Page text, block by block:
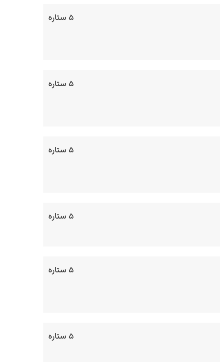
۵ ستاره
۵ ستاره
۵ ستاره
۵ ستاره
۵ ستاره
۵ ستاره